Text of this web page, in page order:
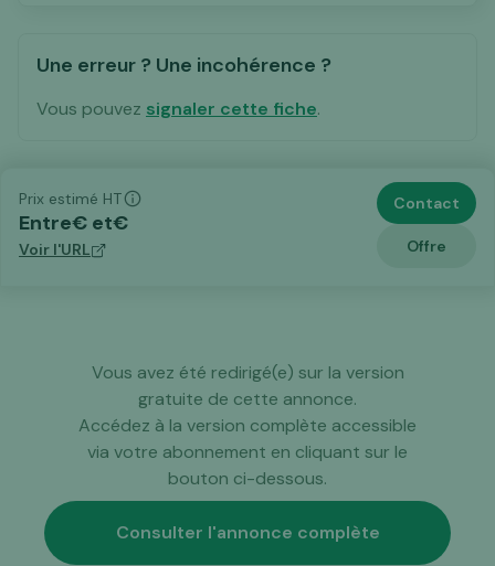
Une erreur ? Une incohérence ?
Vous pouvez signaler cette fiche.
Prix estimé HT
Entre€ et€
Voir l'URL
Contact
Offre
Vous avez été redirigé(e) sur la version
gratuite de cette annonce.
Accédez à la version complète accessible
via votre abonnement en cliquant sur le
bouton ci-dessous.
Consulter l'annonce complète